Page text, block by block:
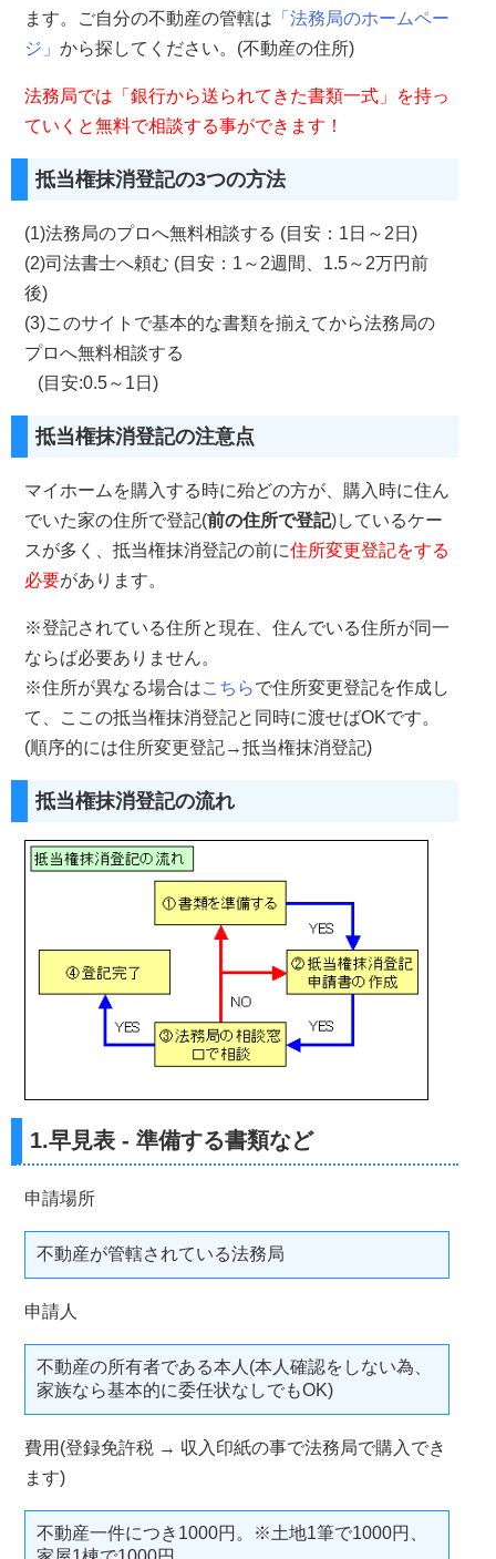
ます。ご自分の不動産の管轄は 「法務局のホームペー
ジ」 から探してください。(不動産の住所)
法務局では「銀行から送られてきた書類一式」を持っ
ていくと無料で相談する事ができます！
抵当権抹消登記の3つの方法
(1)法務局のプロへ無料相談する (目安：1日～2日)
(2)司法書士へ頼む (目安：1～2週間、1.5～2万円前
後)
(3)このサイトで基本的な書類を揃えてから法務局の
プロへ無料相談する
(目安:0.5～1日)
抵当権抹消登記の注意点
マイホームを購入する時に殆どの方が、購入時に住ん
でいた家の住所で登記(前の住所で登記)しているケー
スが多く、抵当権抹消登記の前に住所変更登記をする
必要があります。
※登記されている住所と現在、住んでいる住所が同一
ならば必要ありません。
※住所が異なる場合はこちらで住所変更登記を作成し
て、ここの抵当権抹消登記と同時に渡せばOKです。
(順序的には住所変更登記→抵当権抹消登記)
抵当権抹消登記の流れ
1.早見表 - 準備する書類など
申請場所
不動産が管轄されている法務局
申請人
不動産の所有者である本人(本人確認をしない為、
家族なら基本的に委任状なしでもOK)
費用(登録免許税 → 収入印紙の事で法務局で購入でき
ます)
不動産一件につき1000円。※土地1筆で1000円、